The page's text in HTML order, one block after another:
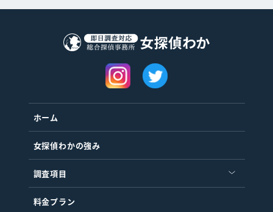
ホーム
女探偵わかの強み
調査項目
料金プラン